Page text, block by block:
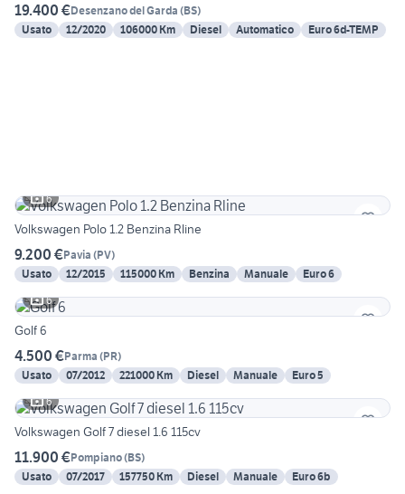
19.400 €Desenzano del Garda (BS)
Usato
12/2020 106000 Km Diesel Automatico Euro 6d-TEMP
6
Volkswagen Polo 1.2 Benzina Rline
9.200 €Pavia (PV)
Usato
12/2015 115000 Km Benzina Manuale
Euro 6
6
Golf 6
4.500 €Parma (PR)
Usato
07/2012 221000 Km Diesel Manuale
Euro 5
6
Volkswagen Golf 7 diesel 1.6 115cv
11.900 €Pompiano(BS)
Usato
07/2017 157750 Km Diesel Manuale Euro 6b